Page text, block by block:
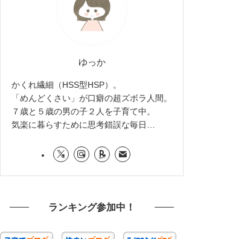
ゆっか
かくれ繊細（HSS型HSP）。
「めんどくさい」が口癖の超ズボラ人間。
７歳と５歳の男の子２人を子育て中。
気楽に暮らすために思考錯誤な毎日…
ランキング参加中！